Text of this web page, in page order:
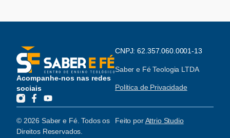
Acompanhe-nos nas redes
sociais
CNPJ: 62.357.060.0001-13
Saber e Fé Teologia LTDA
Política de Privacidade
© 2026 Saber e Fé. Todos os
Direitos Reservados.
Feito porAttrio Studio